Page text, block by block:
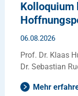
06.08.2026
Prof. Dr. Klaas
Dr. Sebastian
Mehr